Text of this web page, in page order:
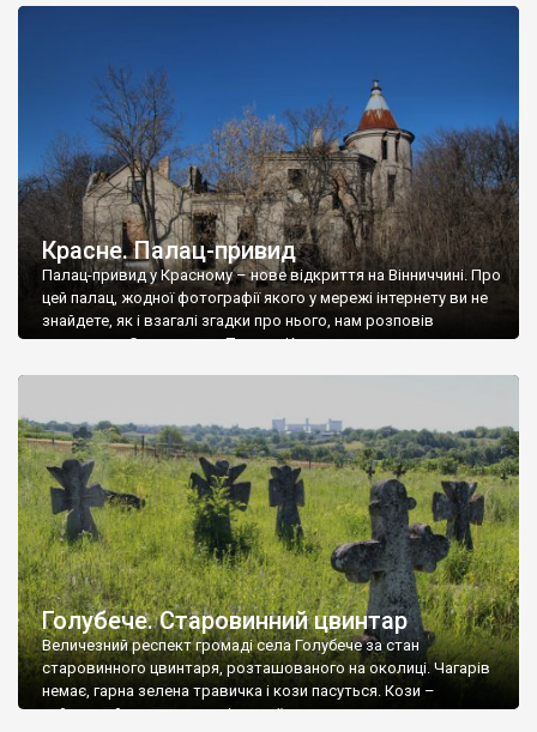
Красне. Палац-привид
Палац-привид у Красному – нове відкриття на Вінниччині. Про
цей палац, жодної фотографії якого у мережі інтернету ви не
знайдете, як і взагалі згадки про нього, нам розповів
мешканець Самгородка. Палац у Красному вразив не лише
Голубече. Старовинний цвинтар
Величезний респект громаді села Голубече за стан
старовинного цвинтаря, розташованого на околиці. Чагарів
немає, гарна зелена травичка і кози пасуться. Кози –
найкращий регулятор шкідливої, для старих кладовищ,